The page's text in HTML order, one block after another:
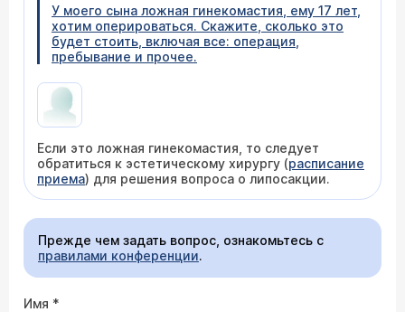
У моего сына ложная гинекомастия, ему 17 лет,
хотим оперироваться. Скажите, сколько это
будет стоить, включая все: операция,
пребывание и прочее.
Если это ложная гинекомастия, то следует
обратиться к эстетическому хирургу (расписание
приема) для решения вопроса о липосакции.
Прежде чем задать вопрос, ознакомьтесь с
правилами конференции.
Имя *